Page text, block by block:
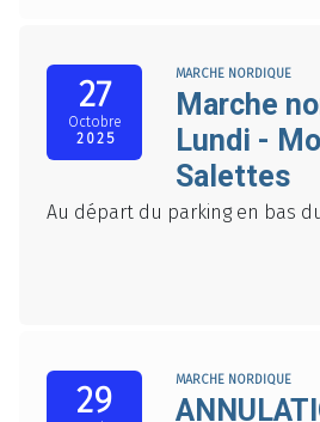
27
Octobre
2025
MARCHE NORDIQUE
Marche
Lundi -
Salettes
Au départ du parking en bas
29 MARCHE NORDIQUE